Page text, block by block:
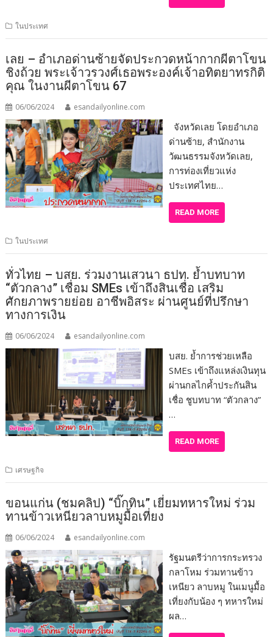
ในประเทศ
เลย – อำเภอด่านซ้ายจัดประกวดหน้ากากผีตาโขน
ชิงถ้วย พระเจ้าวรวงศ์เธอพระองค์เจ้าอทิตยาทรกิติ
คุณ ในงานผีตาโขน 67
06/06/2024 esandailyonline.com
จังหวัดเลย โดยอำเภอ
ด่านซ้าย, สำนักงาน
วัฒนธรรมจังหวัดเลย,
การท่องเที่ยวแห่ง
ประเทศไทย…
READ MORE
ในประเทศ
ทั่วไทย – บสย. ร่วมงานเสวนา ธปท. ย้ำบทบาท
“ตัวกลาง” เชื่อม SMEs เข้าถึงสินเชื่อ เสริม
ศักยภาพรายย่อย อาชีพอิสระ ผ่านศูนย์ที่ปรึกษา
ทางการเงิน
06/06/2024 esandailyonline.com
บสย. ย้ำการช่วยเหลือ
SMEs เข้าถึงแหล่งเงินทุน
ผ่านกลไกค้ำประกันสิน
เชื่อ ชูบทบาท “ตัวกลาง”
…
READ MORE
เศรษฐกิจ
ขอนแก่น (ชมคลิป) “บิ๊กทิน” เยี่ยมทหารใหม่ ร่วม
ทานข้าวเหนียวลาบหมูมื้อเที่ยง
06/06/2024 esandailyonline.com
รัฐมนตรีว่าการกระทรวง
กลาโหม ร่วมทานข้าว
เหนียว ลาบหมู ในเมนูมื้อ
เที่ยงกับน้อง ๆ ทหารใหม่
ผล…